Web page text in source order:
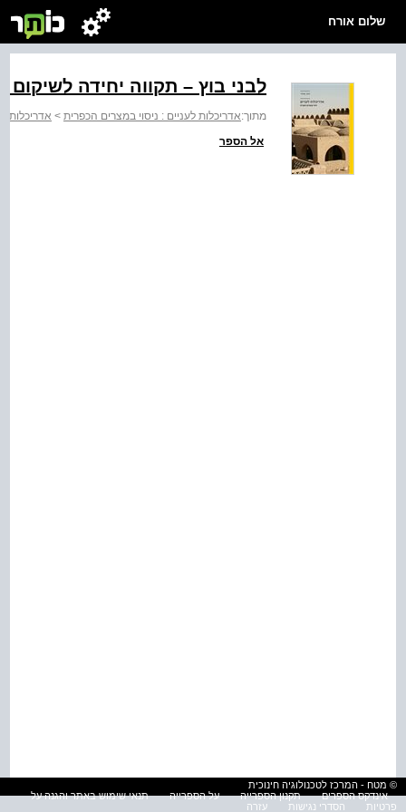
שלום אורח
לבני בוץ – תקווה יחידה לשיקום
מתוך:אדריכלות לעניים : ניסוי במצרים הכפרית > אדריכלות
אל הספר
© מטח - המרכז לטכנולוגיה חינוכית
אינדקס הספרים
תקנון הספרייה על הספרייה
תנאי שימוש באתר והגנה על
פרטיות
הסדרי נגישות עזרה